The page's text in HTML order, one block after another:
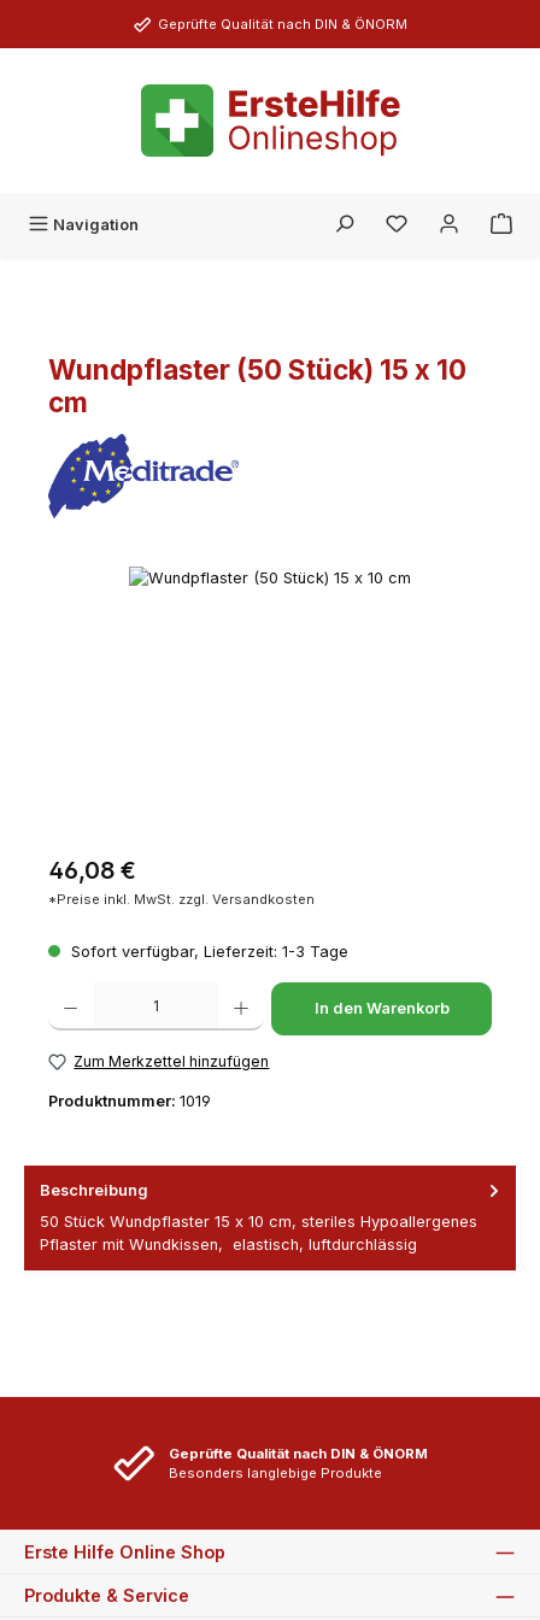
Zum Hauptinhalt springenGeprüfte Qualität nach DIN & ÖNORM
Navigation Du hast 0
Wundpflaster (50 Stück) 15 x 10
cm
Bildergalerie überspringen
Regulärer Preis:
46,08 €
*Preise inkl. MwSt. zzgl. Versandkosten
Sofort verfügbar, Lieferzeit: 1-3 Tage
Produkt Anzahl: Gib den gewünschten Wert ein oder benutze die
In den Warenkorb
Zum Merkzettel hinzufügen
Produktnummer: 1019
Beschreibung
50 Stück Wundpflaster 15 x 10 cm, steriles Hypoallergenes
Pflaster mit Wundkissen, elastisch, luftdurchlässig
Geprüfte Qualität nach DIN & ÖNORM
Besonders langlebige Produkte
Erste Hilfe Online Shop
Produkte & Service